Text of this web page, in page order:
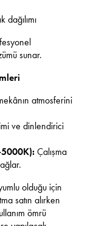
sunar.
atmosferini
ve dinlendirici
Çalışma
olduğu için
satın alırken
ömrü